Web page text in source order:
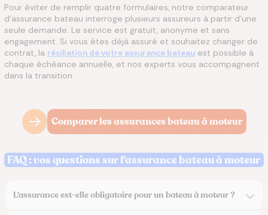
Pour éviter de remplir quatre formulaires, notre comparateur
d'assurance bateau interroge plusieurs assureurs à partir d'une
seule demande. Le service est gratuit, anonyme et sans
engagement. Si vous êtes déjà assuré et souhaitez changer de
contrat, la résiliation de votre assurance bateau est possible à
chaque échéance annuelle, et nos experts vous accompagnent
dans la transition.
Comparer les assurances bateau à moteur
FAQ : vos questions sur l'assurance bateau à moteur
L'assurance est-elle obligatoire pour un bateau à moteur ?